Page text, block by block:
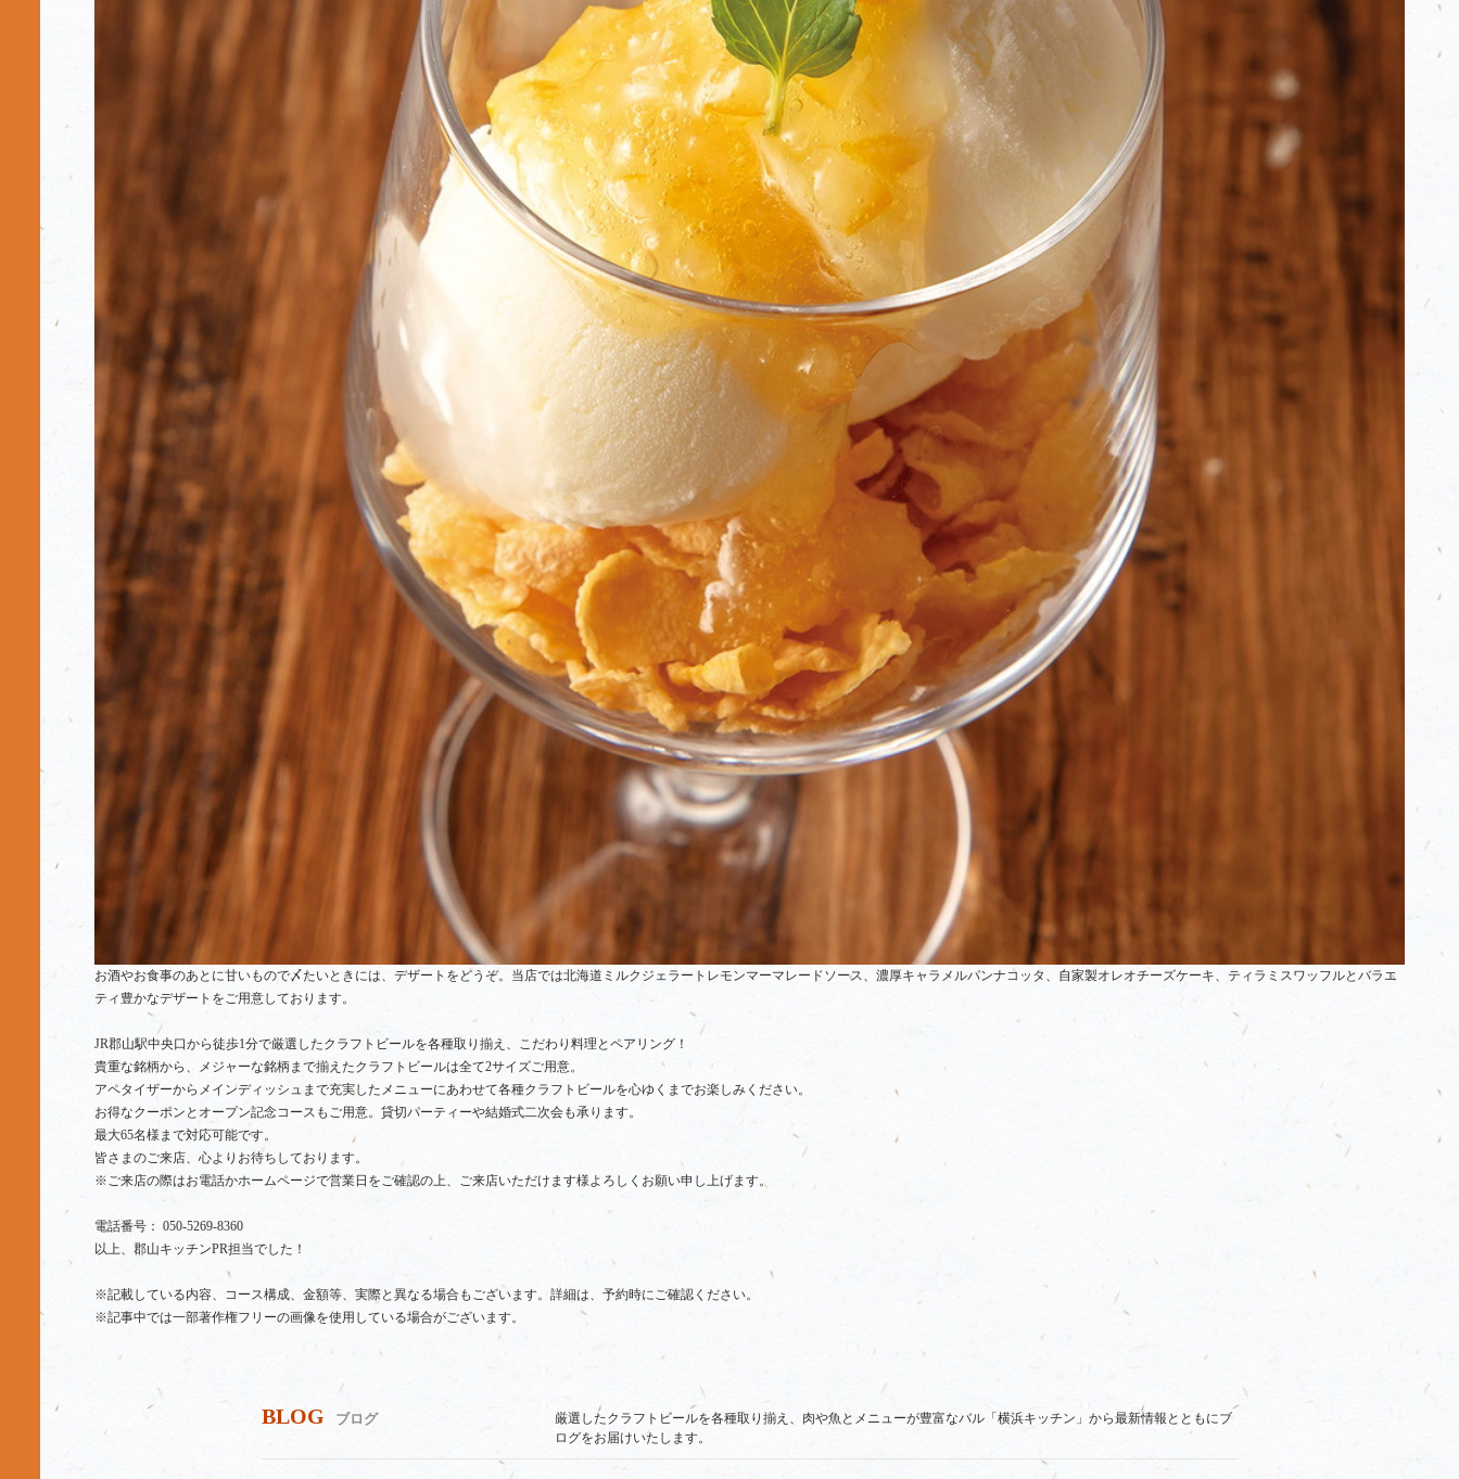
お酒やお食事のあとに甘いもので〆たいときには、デザートをどうぞ。当店では北海道ミルクジェラートレモンマーマレードソース、濃厚キャラメルパンナコッタ、自家製オレオチーズケーキ、ティラミスワッフルとバラエ
ティ豊かなデザートをご用意しております。
JR郡山駅中央口から徒歩1分で厳選したクラフトビールを各種取り揃え、こだわり料理とペアリング！
貴重な銘柄から、メジャーな銘柄まで揃えたクラフトビールは全て2サイズご用意。
アペタイザーからメインディッシュまで充実したメニューにあわせて各種クラフトビールを心ゆくまでお楽しみください。
お得なクーポンとオープン記念コースもご用意。貸切パーティーや結婚式二次会も承ります。
最大65名様まで対応可能です。
皆さまのご来店、心よりお待ちしております。
※ご来店の際はお電話かホームページで営業日をご確認の上、ご来店いただけます様よろしくお願い申し上げます。
電話番号： 050-5269-8360
以上、郡山キッチンPR担当でした！
※記載している内容、コース構成、金額等、実際と異なる場合もございます。詳細は、予約時にご確認ください。
※記事中では一部著作権フリーの画像を使用している場合がございます。
BLOG ブログ
厳選したクラフトビールを各種取り揃え、肉や魚とメニューが豊富なバル「横浜キッチン」から最新情報とともにブ
ログをお届けいたします。